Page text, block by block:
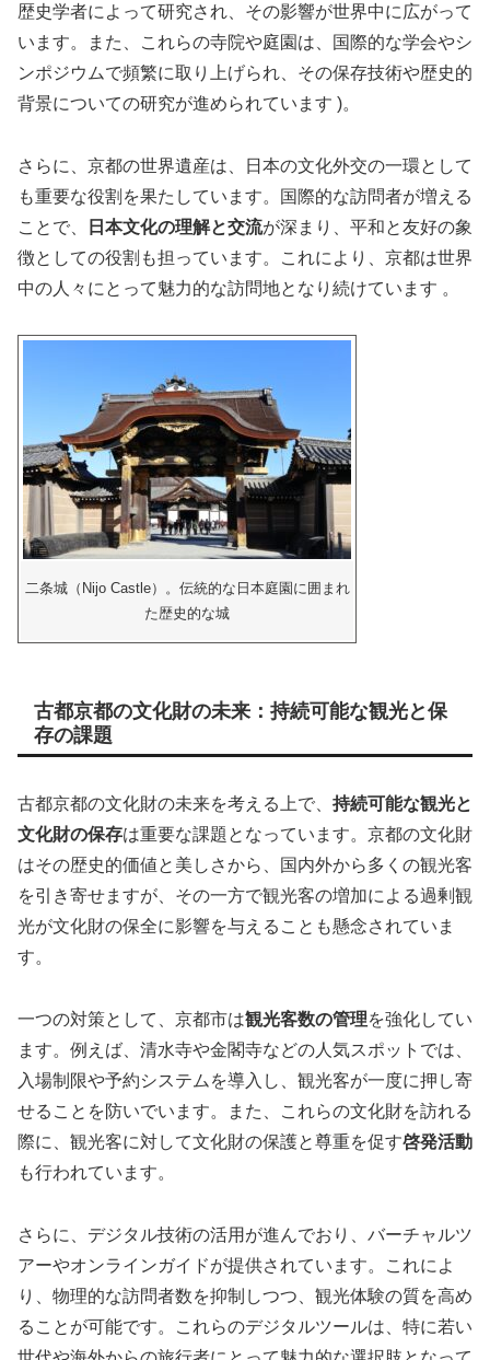
歴史学者によって研究され、その影響が世界中に広がって
います。また、これらの寺院や庭園は、国際的な学会やシ
ンポジウムで頻繁に取り上げられ、その保存技術や歴史的
背景についての研究が進められています​ )​。
さらに、京都の世界遺産は、日本の文化外交の一環として
も重要な役割を果たしています。国際的な訪問者が増える
ことで、
日本文化の理解と交流が深まり、平和と友好の象
徴としての役割も担っています。これにより、京都は世界
中の人々にとって魅力的な訪問地となり続けています​ ​。
二条城（Nijo Castle）。伝統的な日本庭園に囲まれ
た歴史的な城
古都京都の文化財の未来：持続可能な観光と保
存の課題
古都京都の文化財の未来を考える上で、 持続可能な観光と
文化財の保存は重要な課題となっています。京都の文化財
はその歴史的価値と美しさから、国内外から多くの観光客
を引き寄せますが、その一方で観光客の増加による過剰観
光が文化財の保全に影響を与えることも懸念されていま
す。
一つの対策として、京都市は観光客数の管理を強化してい
ます。例えば、清水寺や金閣寺などの人気スポットでは、
入場制限や予約システムを導入し、観光客が一度に押し寄
せることを防いでいます​。また、これらの文化財を訪れる
際に、観光客に対して文化財の保護と尊重を促す啓発活動
も行われています​。
さらに、デジタル技術の活用が進んでおり、バーチャルツ
アーやオンラインガイドが提供されています。これによ
り、物理的な訪問者数を抑制しつつ、観光体験の質を高め
ることが可能です。これらのデジタルツールは、特に若い